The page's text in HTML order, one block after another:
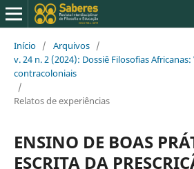
Início / Arquivos /
v. 24 n. 2 (2024): Dossiê Filosofias
contracoloniais
/
Relatos de experiências
ENSINO DE BOAS
ESCRITA DA